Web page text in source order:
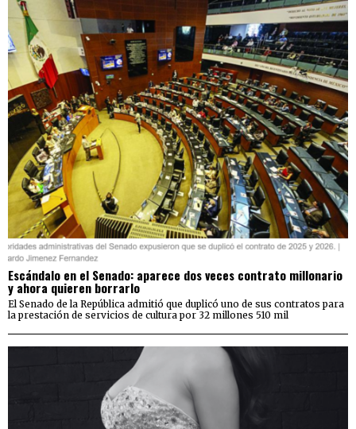
Escándalo en el Senado: aparece dos veces contrato millonario
y ahora quieren borrarlo
El Senado de la República admitió que duplicó uno de sus contratos para
la prestación de servicios de cultura por 32 millones 510 mil